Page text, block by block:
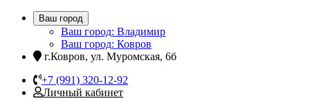
Ваш город
Ваш город: Владимир
Ваш город: Ковров
г.Ковров, ул. Муромская, 6б
+7 (991) 320-12-92
Личный кабинет